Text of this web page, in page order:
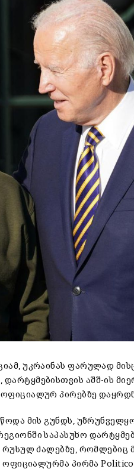
უკრაინას ფარულად
აშშ-ის
პირებზე
მის გუნდს,
საპასუხო
რუსულ ძალებზე, რომლებიც
ოფიციალურმა პირმა